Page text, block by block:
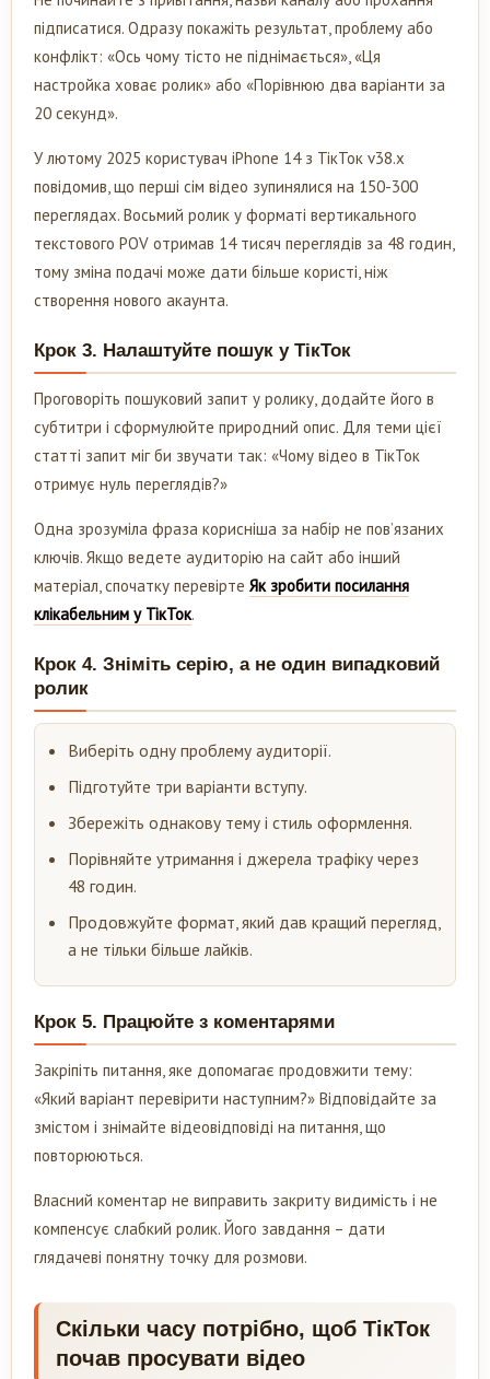
підписатися. Одразу покажіть результат, проблему або
конфлікт: «Ось чому тісто не піднімається», «Ця
настройка ховає ролик» або «Порівнюю два варіанти за
20 секунд».
У лютому 2025 користувач iPhone 14 з ТікТок v38.x
повідомив, що перші сім відео зупинялися на 150-300
переглядах. Восьмий ролик у форматі вертикального
текстового POV отримав 14 тисяч переглядів за 48 годин,
тому зміна подачі може дати більше користі, ніж
створення нового акаунта.
Крок 3. Налаштуйте пошук у ТікТок
Проговоріть пошуковий запит у ролику, додайте його в
субтитри і сформулюйте природний опис. Для теми цієї
статті запит міг би звучати так: «Чому відео в ТікТок
отримує нуль переглядів?»
Одна зрозуміла фраза корисніша за набір не пов’язаних
ключів. Якщо ведете аудиторію на сайт або інший
матеріал, спочатку перевірте Як зробити посилання
клікабельним у ТікТок.
Крок 4. Зніміть серію, а не один випадковий
ролик
Виберіть одну проблему аудиторії.
Підготуйте три варіанти вступу.
Збережіть однакову тему і стиль оформлення.
Порівняйте утримання і джерела трафіку через
48 годин.
Продовжуйте формат, який дав кращий перегляд,
а не тільки більше лайків.
Крок 5. Працюйте з коментарями
Закріпіть питання, яке допомагає продовжити тему:
«Який варіант перевірити наступним?» Відповідайте за
змістом і знімайте відеовідповіді на питання, що
повторюються.
Власний коментар не виправить закриту видимість і не
компенсує слабкий ролик. Його завдання – дати
глядачеві понятну точку для розмови.
Скільки часу потрібно, щоб ТікТок
почав просувати відео